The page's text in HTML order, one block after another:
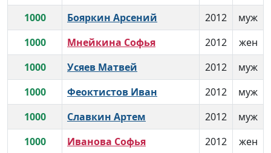
1000
Бояркин Арсений 2012
муж
1000
Мнейкина Софья 2012
жен
1000
Усяев Матвей 2012
муж
1000
Феоктистов Иван 2012
муж
1000
Славкин Артем 2012
муж
1000
Иванова Софья 2012
жен